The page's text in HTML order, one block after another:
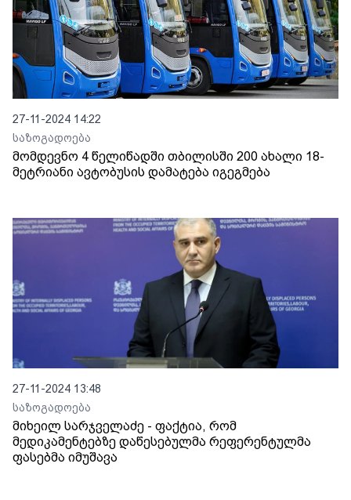
27-11-2024 14:22
საზოგადოება
მომდევნო 4 წელიწადში თბილისში 200 ახალი 18-
მეტრიანი ავტობუსის დამატება იგეგმება
27-11-2024 13:48
საზოგადოება
მიხეილ სარჯველაძე - ფაქტია, რომ
მედიკამენტებზე დაწესებულმა რეფერენტულმა
ფასებმა იმუშავა